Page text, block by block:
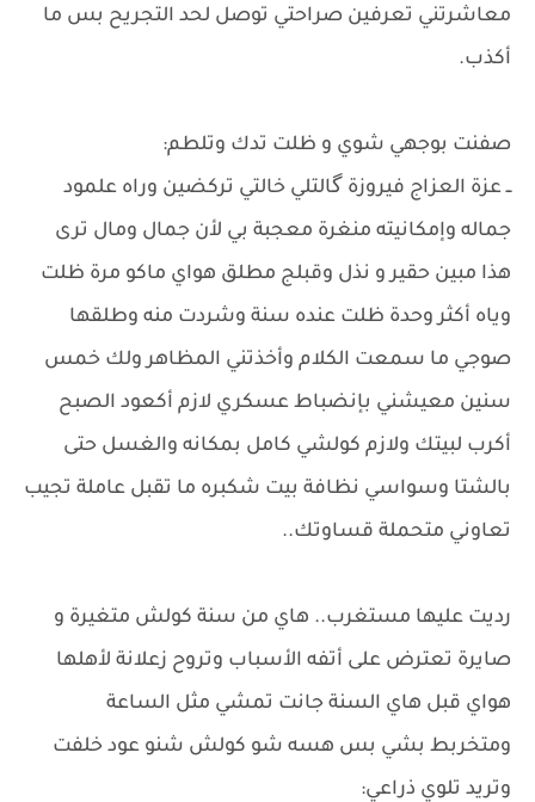
معاشرتني تعرفين صراحتي توصل لحد التجريح بس ما
أكذب.
​صفنت بوجهي شوي و ظلت تدك وتلطم:
ــ عزة العزاج فيروزة گالتلي خالتي تركضين وراه علمود
جماله وإمكانيته منغرة معجبة بي لأن جمال ومال ترى
هذا مبين حقير و نذل وقبلج مطلق هواي ماكو مرة ظلت
وياه أكثر وحدة ظلت عنده سنة وشردت منه وطلقها
صوجي ما سمعت الكلام وأخذتني المظاهر ولك خمس
سنين معيشني بإنضباط عسكري لازم أكعود الصبح
أكرب لبيتك ولازم كولشي كامل بمكانه والغسل حتى
بالشتا وسواسي نظافة بيت شكبره ما تقبل عاملة تجيب
تعاوني متحملة قساوتك..
رديت عليها مستغرب.. هاي من سنة كولش متغيرة و
صايرة تعترض على أتفه الأسباب وتروح زعلانة لأهلها
هواي قبل هاي السنة جانت تمشي مثل الساعة
ومتخربط بشي بس هسه شو كولش شنو عود خلفت
وتريد تلوي ذراعي: